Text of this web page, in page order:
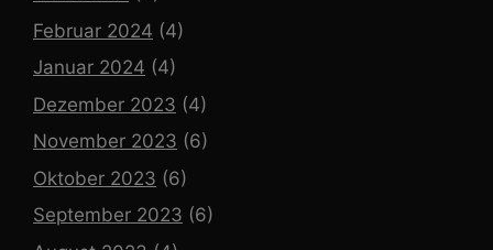
Februar 2024 (4)
Januar 2024 (4)
Dezember 2023 (4)
November 2023 (6)
Oktober 2023 (6)
September 2023 (6)